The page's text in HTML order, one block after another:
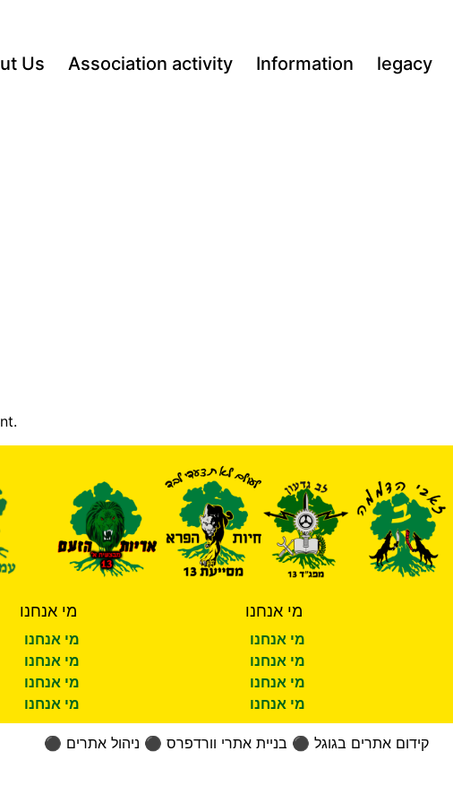
Us Association activity Information legacy
מי אנחנו
מי אנחנו
מי אנחנו
מי אנחנו
מי אנחנו
מי אנחנו
מי אנחנו
מי אנחנו
מי אנחנו
מי אנחנו
⚫ קידום אתרים בגוגל ⚫ בניית אתרי וורדפרס ⚫ ניהול אתרים